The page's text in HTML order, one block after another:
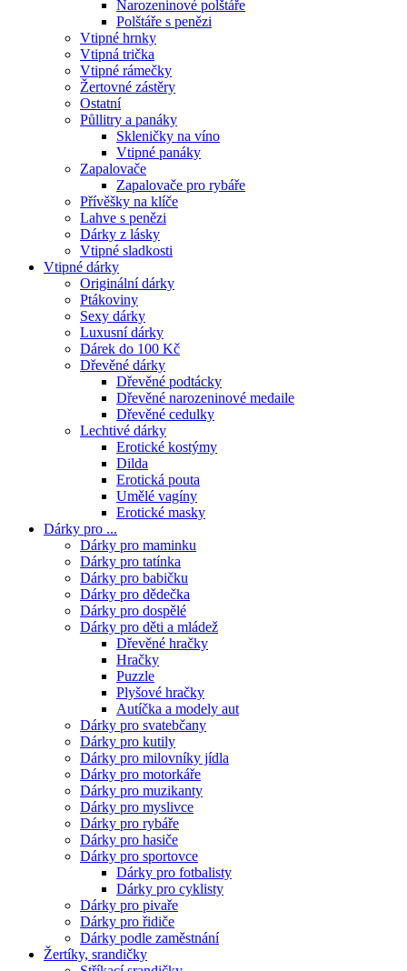
Narozeninové polštáře
Polštáře s penězi
Vtipné hrnky
Vtipná trička
Vtipné rámečky
Žertovné zástěry
Ostatní
Půllitry a panáky
Skleničky na víno
Vtipné panáky
Zapalovače
Zapalovače pro rybáře
Přívěšky na klíče
Lahve s penězi
Dárky z lásky
Vtipné sladkosti
Vtipné dárky
Originální dárky
Ptákoviny
Sexy dárky
Luxusní dárky
Dárek do 100 Kč
Dřevěné dárky
Dřevěné podtácky
Dřevěné narozeninové medaile
Dřevěné cedulky
Lechtivé dárky
Erotické kostýmy
Dilda
Erotická pouta
Umělé vagíny
Erotické masky
Dárky pro ...
Dárky pro maminku
Dárky pro tatínka
Dárky pro babičku
Dárky pro dědečka
Dárky pro dospělé
Dárky pro děti a mládež
Dřevěné hračky
Hračky
Puzzle
Plyšové hračky
Autíčka a modely aut
Dárky pro svatebčany
Dárky pro kutily
Dárky pro milovníky jídla
Dárky pro motorkáře
Dárky pro muzikanty
Dárky pro myslivce
Dárky pro rybáře
Dárky pro hasiče
Dárky pro sportovce
Dárky pro fotbalisty
Dárky pro cyklisty
Dárky pro pivaře
Dárky pro řidiče
Dárky podle zaměstnání
Žertíky, srandičky